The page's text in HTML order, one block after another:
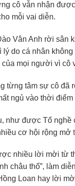
cô vẫn nhận
mỗi vai diễn.
Vân Anh rời sân
lý do cá nhân
mọi người vì cô
từng tâm sự cô đã
ngủ vào thời điểm
như được Tổ nghề
cơ hội rộng mở
nhiều lời mời từ
châu thổ”, làm
Loan hay lời